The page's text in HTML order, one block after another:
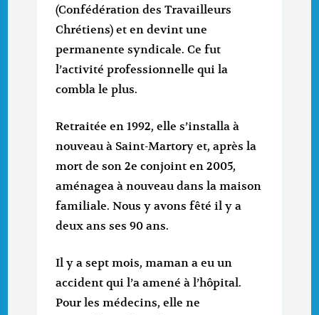
(Confédération des Travailleurs
Chrétiens) et en devint une
permanente syndicale. Ce fut
l’activité professionnelle qui la
combla le plus.
Retraitée en 1992, elle s’installa à
nouveau à Saint-Martory et, après la
mort de son 2e conjoint en 2005,
aménagea à nouveau dans la maison
familiale. Nous y avons fêté il y a
deux ans ses 90 ans.
Il y a sept mois, maman a eu un
accident qui l’a amené à l’hôpital.
Pour les médecins, elle ne